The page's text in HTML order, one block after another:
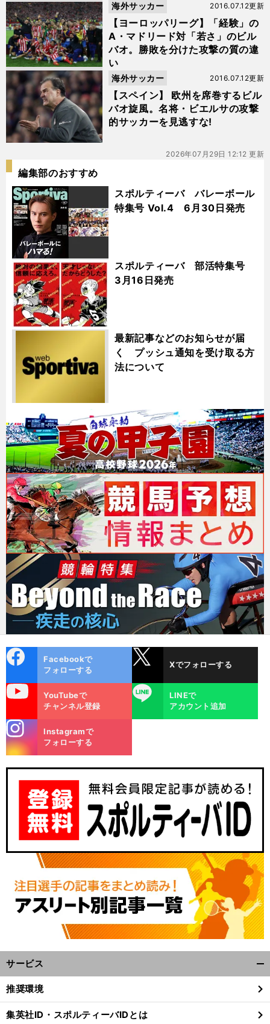
【ヨーロッパリーグ】「経験」の
A・マドリード対「若さ」のビル
バオ。勝敗を分けた攻撃の質の違
い
2016.07.12更新
海外サッカー
【スペイン】 欧州を席巻するビル
バオ旋風。名将・ビエルサの攻撃
的サッカーを見逃すな!
2016.07.12更新
海外サッカー
2026年07月29日 12:12 更新
編集部のおすすめ
スポルティーバ バレーボール
特集号 Vol.4 6月30日発売
スポルティーバ 部活特集号
3月16日発売
最新記事などのお知らせが届
く プッシュ通知を受け取る方
法について
ok
Facebookで
フォローする
Xでフォローする
YouTubeで
チャンネル登録
LINE
LINEで
アカウント追加
m
Instagramで
フォローする
サービス
閉
る
推奨環境
集英社ID・スポルティーバIDとは